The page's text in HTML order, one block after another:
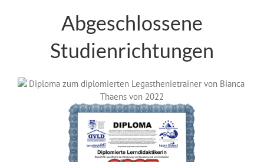
Abgeschlossene
Studienrichtungen